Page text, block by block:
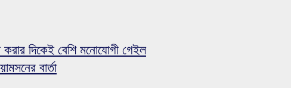
করার দিকেই বেশি মনোযোগী গেইল
বার্তা